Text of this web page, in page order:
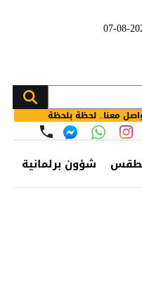
معنا.. لحظة بلحظة
شؤون برلمانية